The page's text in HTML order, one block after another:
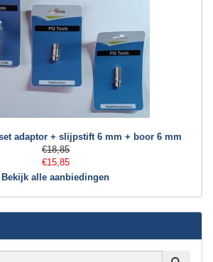
adaptor + slijpstift 6 mm + boor 6 mm
€18,85
€15,85
Bekijk alle aanbiedingen